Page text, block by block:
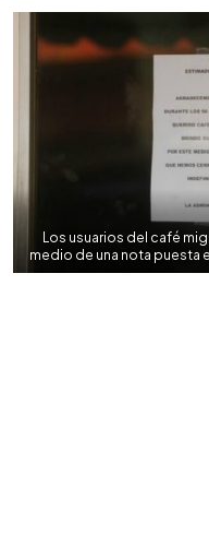
Los usuarios del café
medio de una nota puesta